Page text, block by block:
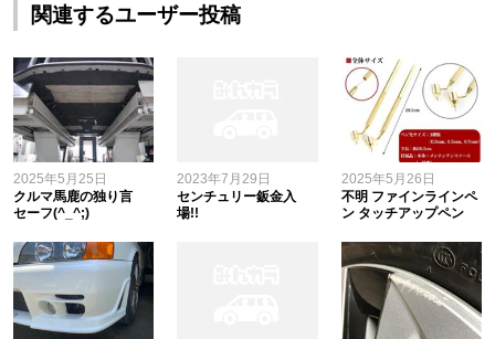
関連するユーザー投稿
2025年5月25日
クルマ馬鹿の独り言
セーフ(^_^;)
2023年7月29日
センチュリー鈑金入
場!!
2025年5月26日
不明 ファインラインペ
ン タッチアップペン